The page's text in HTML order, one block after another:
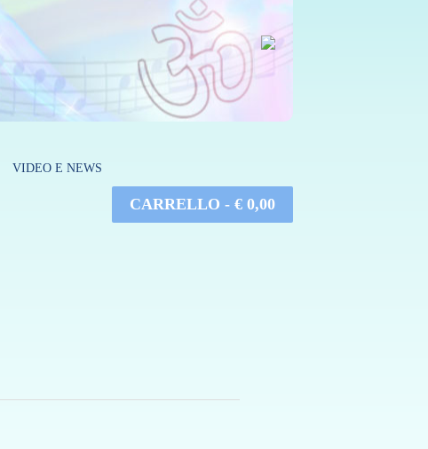
VIDEO E NEWS
CARRELLO - € 0,00